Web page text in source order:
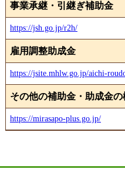
事業承継・引継ぎ補助金
https://jsh.go.jp/r2h/
雇用調整助成金
https://jsite.mhlw.go.jp/aichi-
その他の補助金・助成金の
https://mirasapo-plus.go.jp/